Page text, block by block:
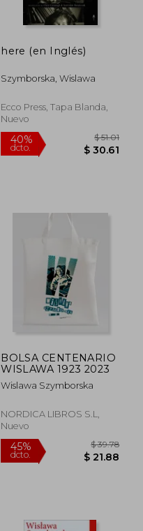
here (en Inglés)
Szymborska, Wislawa
Ecco Press, Tapa Blanda,
Nuevo
BOLSA CENTENARIO
WISLAWA 1923 2023
Wislawa Szymborska
NORDICA LIBROS S.L,
Nuevo